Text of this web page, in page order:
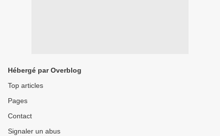
Hébergé par Overblog
Top articles
Pages
Contact
Signaler un abus